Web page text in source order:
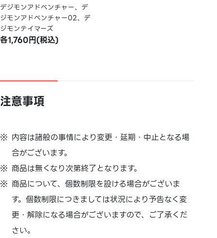
デジモンアドベンチャー、デ
ジモンアドベンチャー02、デ
ジモンテイマーズ
各1,760円(税込)
注意事項
内容は諸般の事情により変更・延期・中止となる場
合がございます。
商品は無くなり次第終了となります。
商品について、個数制限を設ける場合がございま
す。個数制限につきましては状況により予告なく変
更・解除になる場合がございますので、ご了承くだ
さい。